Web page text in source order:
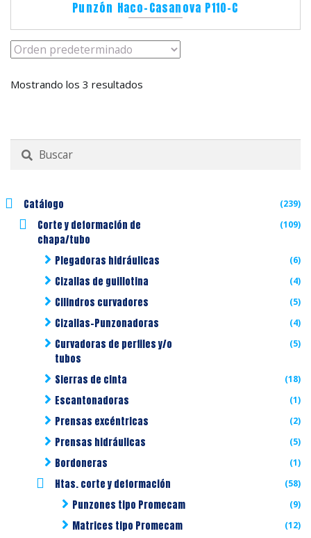
Punzón Haco-Casanova P110-C
Mostrando los 3 resultados
Buscar
por:
Catálogo (239)
Corte y deformación de
chapa/tubo
(109)
Plegadoras hidráulicas (6)
Cizallas de guillotina (4)
Cilindros curvadores (5)
Cizallas-Punzonadoras (4)
Curvadoras de perfiles y/o
tubos
(5)
Sierras de cinta (18)
Escantonadoras (1)
Prensas excéntricas (2)
Prensas hidráulicas (5)
Bordoneras (1)
Htas. corte y deformación (58)
Punzones tipo Promecam (9)
Matrices tipo Promecam (12)